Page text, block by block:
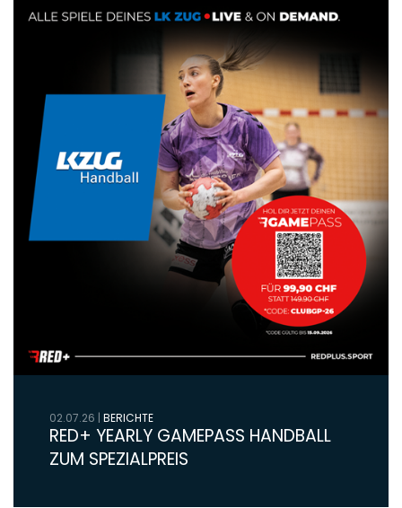
02.07.26 | BERICHTE
RED+ YEARLY GAMEPASS HANDBALL
ZUM SPEZIALPREIS